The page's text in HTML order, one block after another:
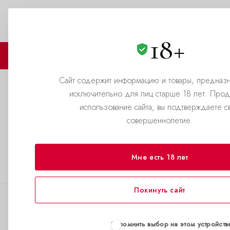
18+
Сайт содержит информацию и товары,
исключительно для лиц старше 18 лет.
использование сайта, вы подтверждаете
совершеннолетие.
Мне есть 18 лет
Покинуть сайт
Запомнить выбор на этом
🛒 КАТАЛОГ
Самовывоз попперсов в
Самовывоз попперсов в Москве
Если вы не хотите ждать курьера или стоять